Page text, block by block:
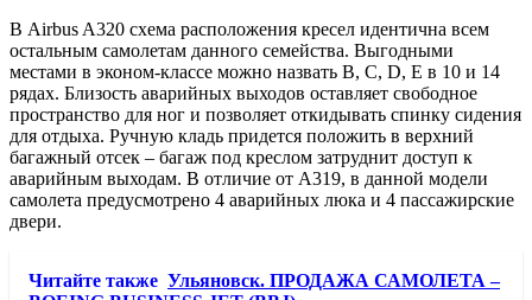
В Airbus A320 схема расположения кресел идентична всем
остальным самолетам данного семейства. Выгодными
местами в эконом-классе можно назвать B, C, D, E в 10 и 14
рядах. Близость аварийных выходов оставляет свободное
пространство для ног и позволяет откидывать спинку сидения
для отдыха. Ручную кладь придется положить в верхний
багажный отсек – багаж под креслом затруднит доступ к
аварийным выходам. В отличие от A319, в данной модели
самолета предусмотрено 4 аварийных люка и 4 пассажирские
двери.
Читайте также Ульяновск. ПРОДАЖА САМОЛЕТА –